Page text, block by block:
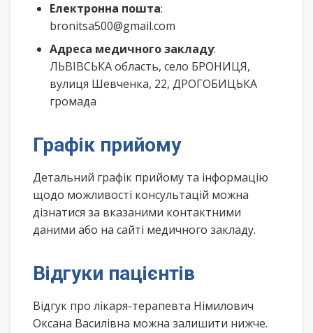
Електронна пошта:
bronitsa500@gmail.com
Адреса медичного закладу:
ЛЬВІВСЬКА область, село БРОНИЦЯ,
вулиця Шевченка, 22, ДРОГОБИЦЬКА
громада
Графік прийому
Детальний графік прийому та інформацію
щодо можливості консультацій можна
дізнатися за вказаними контактними
даними або на сайті медичного закладу.
Відгуки пацієнтів
Відгук про лікаря-терапевта Німилович
Оксана Василівна можна залишити нижче.